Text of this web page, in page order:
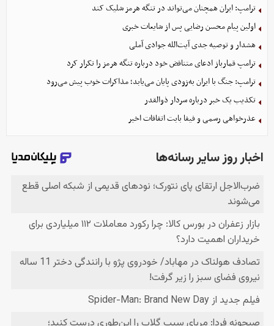
ترامپ: ایران همچنان می‌تواند در تنگه هرمز شلیک کند
اولین پیام محسن رضایی پس از شایعات خبری
هشدار و توصیه جدی آیت‌الله جوادی آملی
ترامپ قمارباز ادعای متناقض خود درباره تنگه هرمز را تکرار کرد
ترامپ: جنگ با ایران به‌زودی پایان می‌یابد؛ مذاکرات خوب پیش می‌رود
تکذیب یک خبر درباره سردار ذوالقدر
عذرخواهی رسمی و فیفا بابت اتفاقات اخیر